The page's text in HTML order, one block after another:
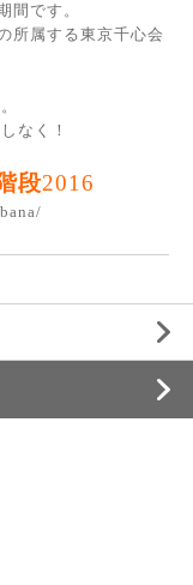
間です。
所属する東京千心会
なく！
段2016